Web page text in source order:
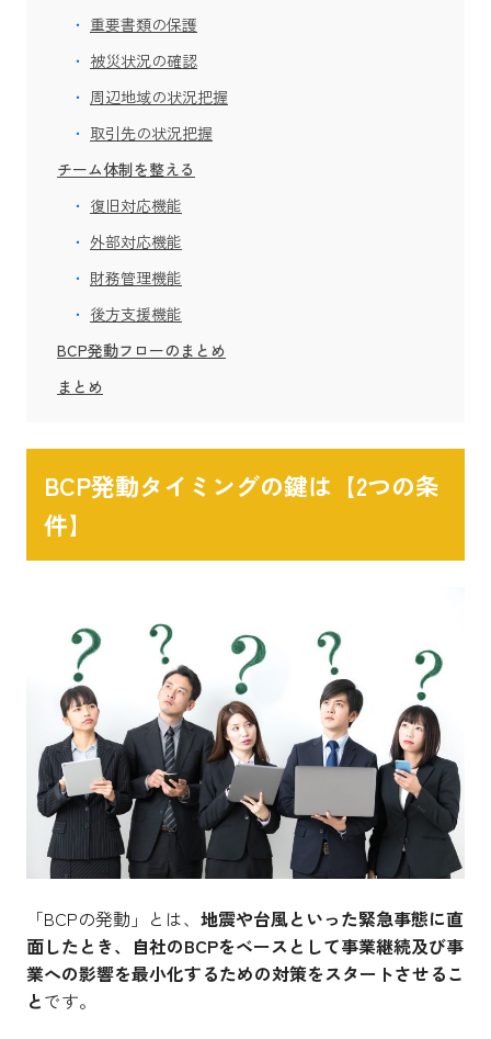
重要書類の保護
被災状況の確認
周辺地域の状況把握
取引先の状況把握
チーム体制を整える
復旧対応機能
外部対応機能
財務管理機能
後方支援機能
BCP発動フローのまとめ
まとめ
BCP発動タイミングの鍵は【2つの条
件】
「BCPの発動」とは、 地震や台風といった緊急事態に直
面したとき、自社のBCPをベースとして事業継続及び事
業への影響を最小化するための対策をスタートさせるこ
とです。